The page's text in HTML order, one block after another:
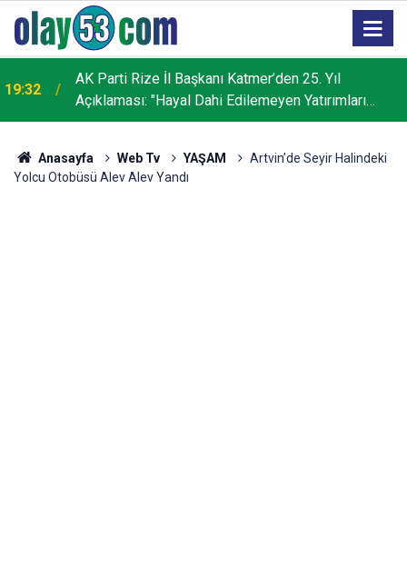
19:32
AK Parti Rize İl Başkanı Katmer’den 25. Yıl
Açıklaması: "Hayal Dahi Edilemeyen Yatırımları
Hayata Geçirdik"
Anasayfa Web Tv YAŞAM
Artvin’de Seyir Halindeki
Yolcu Otobüsü Alev Alev Yandı